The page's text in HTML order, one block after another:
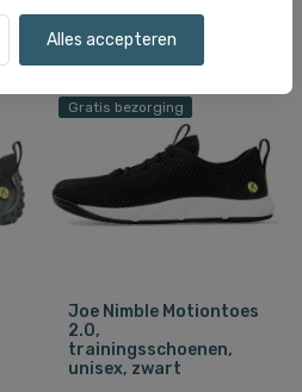
Alles accepteren
Gratis bezorging
Joe Nimble Motiontoes
2.0,
trainingsschoenen,
unisex, zwart